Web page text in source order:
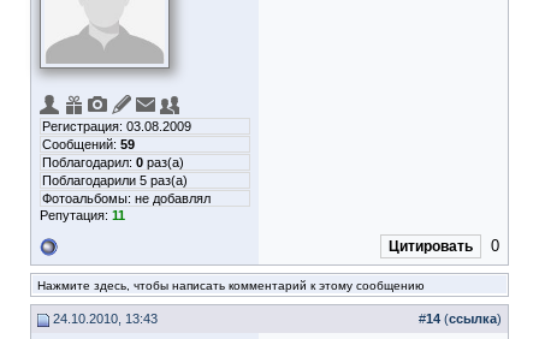
Регистрация: 03.08.2009
Сообщений: 59
Поблагодарил: 0 раз(а)
Поблагодарили 5 раз(а)
Фотоальбомы: не добавлял
Репутация: 11
Цитировать 0
Нажмите здесь, чтобы написать комментарий к этому сообщению
24.10.2010, 13:43 #14 (ссылка)